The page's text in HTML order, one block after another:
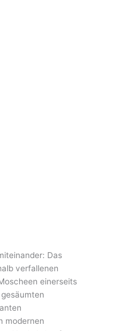
Das
verfallenen
einerseits
modernen